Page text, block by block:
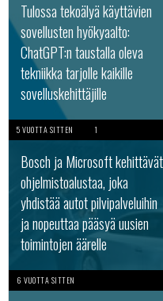
Tulossa tekoälyä käyttävien
sovellusten hyökyaalto:
ChatGPT:n taustalla oleva
tekniikka tarjolle kaikille
sovelluskehittäjille
5 VUOTTA SITTEN 1
Bosch ja Microsoft kehittävät
ohjelmistoalustaa, joka
yhdistää autot pilvipalveluihin
ja nopeuttaa pääsyä uusien
toimintojen äärelle
6 VUOTTA SITTEN